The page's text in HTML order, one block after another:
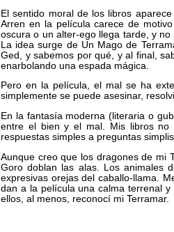
El sentido moral de los libros
Arren en la película carece de
oscura o un alter-ego llega tarde, y
La idea surge de Un Mago de
Ged, y sabemos por qué, y al final,
enarbolando una espada mágica.
Pero en la película, el mal se ha
simplemente se puede asesinar,
En la fantasía moderna (literaria o
entre el bien y el mal. Mis libros no
respuestas simples a preguntas
Aunque creo que los dragones de mi
Goro doblan las alas. Los animales
expresivas orejas del caballo-llama.
dan a la película una calma terrenal
ellos, al menos, reconocí mi Terramar.